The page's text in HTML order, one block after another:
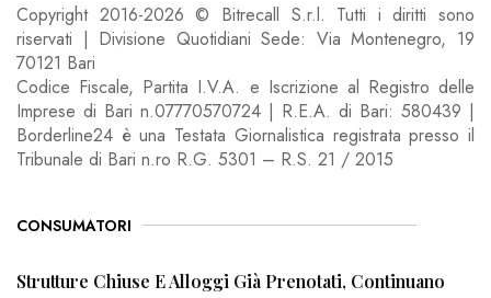
Copyright 2016-2026 © Bitrecall S.r.l. Tutti i diritti sono
riservati | Divisione Quotidiani Sede: Via Montenegro, 19
70121 Bari
Codice Fiscale, Partita I.V.A. e Iscrizione al Registro delle
Imprese di Bari n.07770570724 | R.E.A. di Bari: 580439 |
Borderline24 è una Testata Giornalistica registrata presso il
Tribunale di Bari n.ro R.G. 5301 – R.S. 21 / 2015
CONSUMATORI
Strutture Chiuse E Alloggi Già Prenotati, Continuano